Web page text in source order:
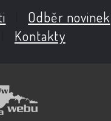
Odběr novinek
Kontakty